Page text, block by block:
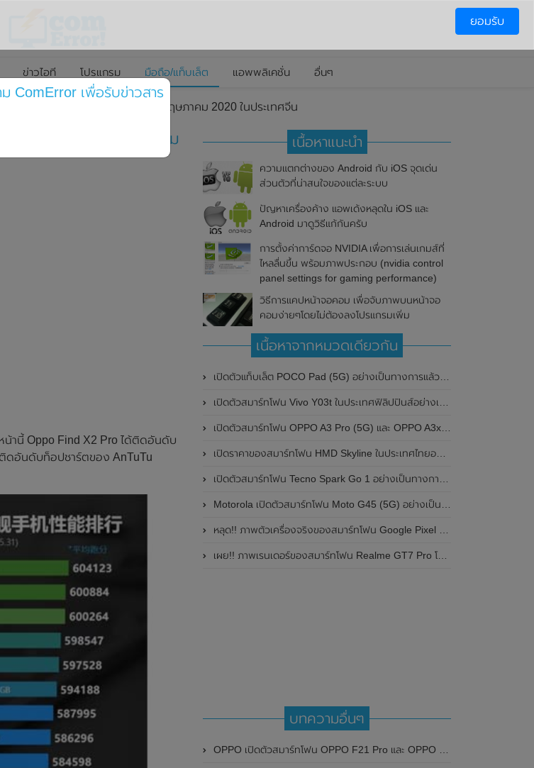
ข่าวไอที โปรแกรม มือถือ/แท็บเล็ต แอพพลิเคชั่น อื่นๆ
ของ AnTuTu ประจำเดือนเดือนพฤษภาคม 2020 ในประเทศจีน
ระจำเดือนเดือนพฤษภาคม
น้านี้ Oppo Find X2 Pro ได้ติดอันดับ
ดอันดับท็อปชาร์ตของ AnTuTu
เนื้อหาแนะนำ
ความแตกต่างของ Android กับ iOS จุดเด่น
ส่วนตัวที่น่าสนใจของแต่ละระบบ
ปัญหาเครื่องค้าง แอพเด้งหลุดใน iOS และ
Android มาดูวิธีแก้กันครับ
การตั้งค่าการ์ดจอ NVIDIA เพื่อการเล่นเกมส์ที่
ไหลลื่นขึ้น พร้อมภาพประกอบ (nvidia control
panel settings for gaming performance)
วิธีการแคปหน้าจอคอม เพื่อจับภาพบนหน้าจอ
คอมง่ายๆโดยไม่ต้องลงโปรแกรมเพิ่ม
เนื้อหาจากหมวดเดียวกัน
เปิดตัวแท็บเล็ต POCO Pad (5G) อย่างเป็นทางการแล้วในประเทศอินเดีย มาพร้อมชิปเซ็ต Snapdragon 7s Gen 2 ของ Qualcomm และรองรับเครือข่าย 5G
เปิดตัวสมาร์ทโฟน Vivo Y03t ในประเทศฟิลิปปินส์อย่างเป็นทางการแล้ว มาพร้อมชิปเซ็ต Unisoc T612 , กล้องหลัง ความละเอียด 13MP , แบตเตอรี่ 5,000mAh และหน้าจอแสดงผล LCD / 90Hz
เปิดตัวสมาร์ทโฟน OPPO A3 Pro (5G) และ OPPO A3x ในประเทศไทยอย่างเป็นทางการแล้ว ในราคาเริ่มต้นเพียง 3,999 บาท
เปิดราคาของสมาร์ทโฟน HMD Skyline ในประเทศไทยอย่างเป็นทางการแล้ว ราคา 14,990 บาท
เปิดตัวสมาร์ทโฟน Tecno Spark Go 1 อย่างเป็นทางการแล้ว มาพร้อมหน้าจอแสดงผล LCD / 120Hz , แบตเตอรี่ 5,000mAh และใช้ชิปเซ็ต Unisoc
Motorola เปิดตัวสมาร์ทโฟน Moto G45 (5G) อย่างเป็นทางการแล้วในอินเดีย
หลุด!! ภาพตัวเครื่องจริงของสมาร์ทโฟน Google Pixel 9a โชว์ดีไซน์ใหม่ กล้องหลังแบนราบ ไม่มีกรอบของกล้องแล้ว
เผย!! ภาพเรนเดอร์ของสมาร์ทโฟน Realme GT7 Pro โชว์ให้เห็นดีไซน์ใหม่ พร้อมเผยรายละเอียดสเปกที่สำคัญบางส่วน
บทความอื่นๆ
OPPO เปิดตัวสมาร์ทโฟน OPPO F21 Pro และ OPPO F21 Pro (5G)
ยอมรับ
ComError เพื่อรับข่าวสาร